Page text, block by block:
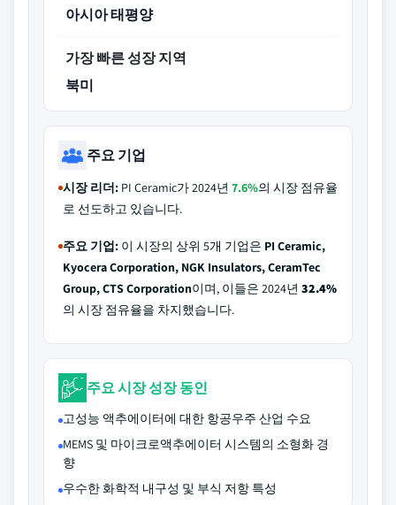
아시아 태평양
가장 빠른 성장 지역
북미
주요 기업
시장 리더: PI Ceramic가 2024년 7.6%의 시장 점유율
로 선도하고 있습니다.
주요 기업: 이 시장의 상위 5개 기업은 PI Ceramic,
Kyocera Corporation, NGK Insulators, CeramTec
Group, CTS Corporation이며, 이들은 2024년 32.4%
의 시장 점유율을 차지했습니다.
주요 시장 성장 동인
고성능 액추에이터에 대한 항공우주 산업 수요
MEMS 및 마이크로액추에이터 시스템의 소형화 경
향
우수한 화학적 내구성 및 부식 저항 특성